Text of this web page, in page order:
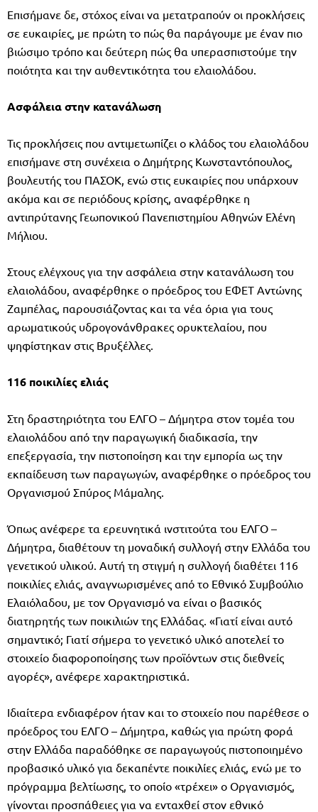
Επισήμανε δε, στόχος είναι να μετατραπούν οι προκλήσεις
σε ευκαιρίες, με πρώτη το πώς θα παράγουμε με έναν πιο
βιώσιμο τρόπο και δεύτερη πώς θα υπερασπιστούμε την
ποιότητα και την αυθεντικότητα του ελαιολάδου.
Ασφάλεια στην κατανάλωση
Τις προκλήσεις που αντιμετωπίζει ο κλάδος του ελαιολάδου
επισήμανε στη συνέχεια ο Δημήτρης Κωνσταντόπουλος,
βουλευτής του ΠΑΣΟΚ, ενώ στις ευκαιρίες που υπάρχουν
ακόμα και σε περιόδους κρίσης, αναφέρθηκε η
αντιπρύτανης Γεωπονικού Πανεπιστημίου Αθηνών Ελένη
Μήλιου.
Στους ελέγχους για την ασφάλεια στην κατανάλωση του
ελαιολάδου, αναφέρθηκε ο πρόεδρος του ΕΦΕΤ Αντώνης
Ζαμπέλας, παρουσιάζοντας και τα νέα όρια για τους
αρωματικούς υδρογονάνθρακες ορυκτελαίου, που
ψηφίστηκαν στις Βρυξέλλες.
116 ποικιλίες ελιάς
Στη δραστηριότητα του ΕΛΓΟ – Δήμητρα στον τομέα του
ελαιολάδου από την παραγωγική διαδικασία, την
επεξεργασία, την πιστοποίηση και την εμπορία ως την
εκπαίδευση των παραγωγών, αναφέρθηκε ο πρόεδρος του
Οργανισμού Σπύρος Μάμαλης.
Όπως ανέφερε τα ερευνητικά ινστιτούτα του ΕΛΓΟ –
Δήμητρα, διαθέτουν τη μοναδική συλλογή στην Ελλάδα του
γενετικού υλικού. Αυτή τη στιγμή η συλλογή διαθέτει 116
ποικιλίες ελιάς, αναγνωρισμένες από το Εθνικό Συμβούλιο
Ελαιόλαδου, με τον Οργανισμό να είναι ο βασικός
διατηρητής των ποικιλιών της Ελλάδας. «Γιατί είναι αυτό
σημαντικό; Γιατί σήμερα το γενετικό υλικό αποτελεί το
στοιχείο διαφοροποίησης των προϊόντων στις διεθνείς
αγορές», ανέφερε χαρακτηριστικά.
Ιδιαίτερα ενδιαφέρον ήταν και το στοιχείο που παρέθεσε ο
πρόεδρος του ΕΛΓΟ – Δήμητρα, καθώς για πρώτη φορά
στην Ελλάδα παραδόθηκε σε παραγωγούς πιστοποιημένο
προβασικό υλικό για δεκαπέντε ποικιλίες ελιάς, ενώ με το
πρόγραμμα βελτίωσης, το οποίο «τρέχει» ο Οργανισμός,
γίνονται προσπάθειες για να ενταχθεί στον εθνικό